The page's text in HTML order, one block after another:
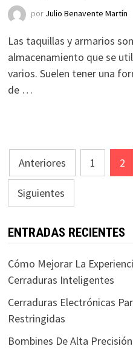
por Julio Benavente Martín
Las taquillas y armarios
almacenamiento que se
varios. Suelen tener una
de …
Paginación
de
entradas
Anteriores 1 2
Siguientes
ENTRADAS RECIENTES
Cómo Mejorar La
Cerraduras Inteligentes
Cerraduras Electrónicas
Restringidas
Bombines De Alta